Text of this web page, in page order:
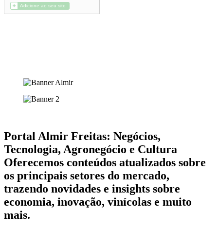
Portal Almir Freitas: Negócios,
Tecnologia, Agronegócio e Cultura
Oferecemos conteúdos atualizados sobre
os principais setores do mercado,
trazendo novidades e insights sobre
economia, inovação, vinícolas e muito
mais.